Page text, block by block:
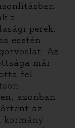
a
perek.
esetén
Az
már
fel
azonban
az
kormány